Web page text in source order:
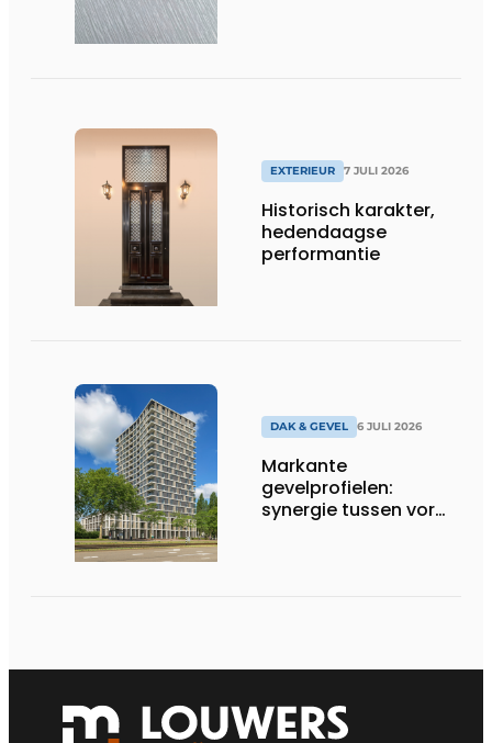
EXTERIEUR 7 JULI 2026
Historisch karakter,
hedendaagse
performantie
DAK & GEVEL 6 JULI 2026
Markante
gevelprofielen:
synergie tussen vorm